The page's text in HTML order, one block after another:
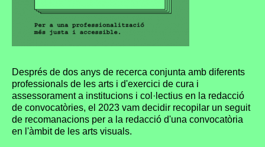
Després de dos anys de recerca conjunta amb diferents
professionals de les arts i d'exercici de cura i
assessorament a institucions i col·lectius en la redacció
de convocatòries, el 2023 vam decidir recopilar un seguit
de recomanacions per a la redacció d'una convocatòria
en l'àmbit de les arts visuals.